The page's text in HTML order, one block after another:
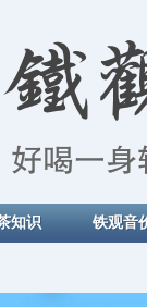
知识 铁观音